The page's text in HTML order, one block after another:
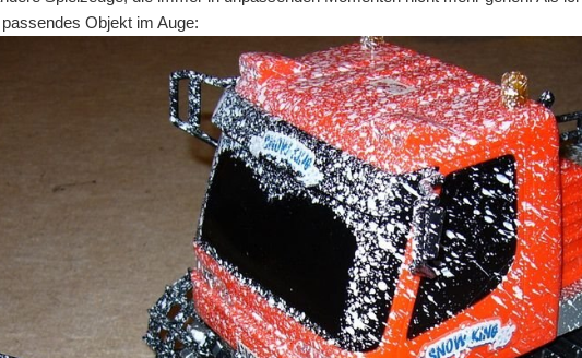
using a ePaper display and low power controller. The concept is the device sits on the
to the list using a wireless solution (likely to be Bluetooth initially). Entries can be added or
to the list using a wireless solution (likely to be Bluetooth initially). Entries can be added or
Objekt im Auge: